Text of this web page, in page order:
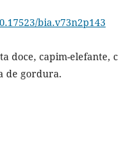
bia.v73n2p143
doce, capim-elefante,
de gordura.